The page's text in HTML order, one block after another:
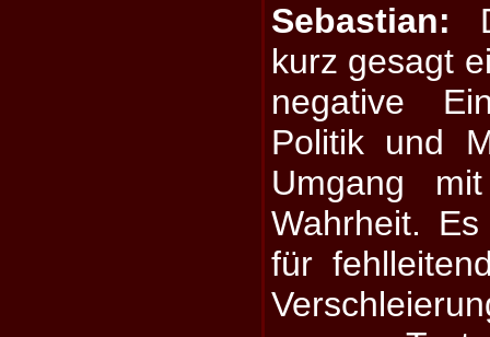
Sebastian:
kurz gesagt
negative
Politik und
Umgang
Wahrheit.
für